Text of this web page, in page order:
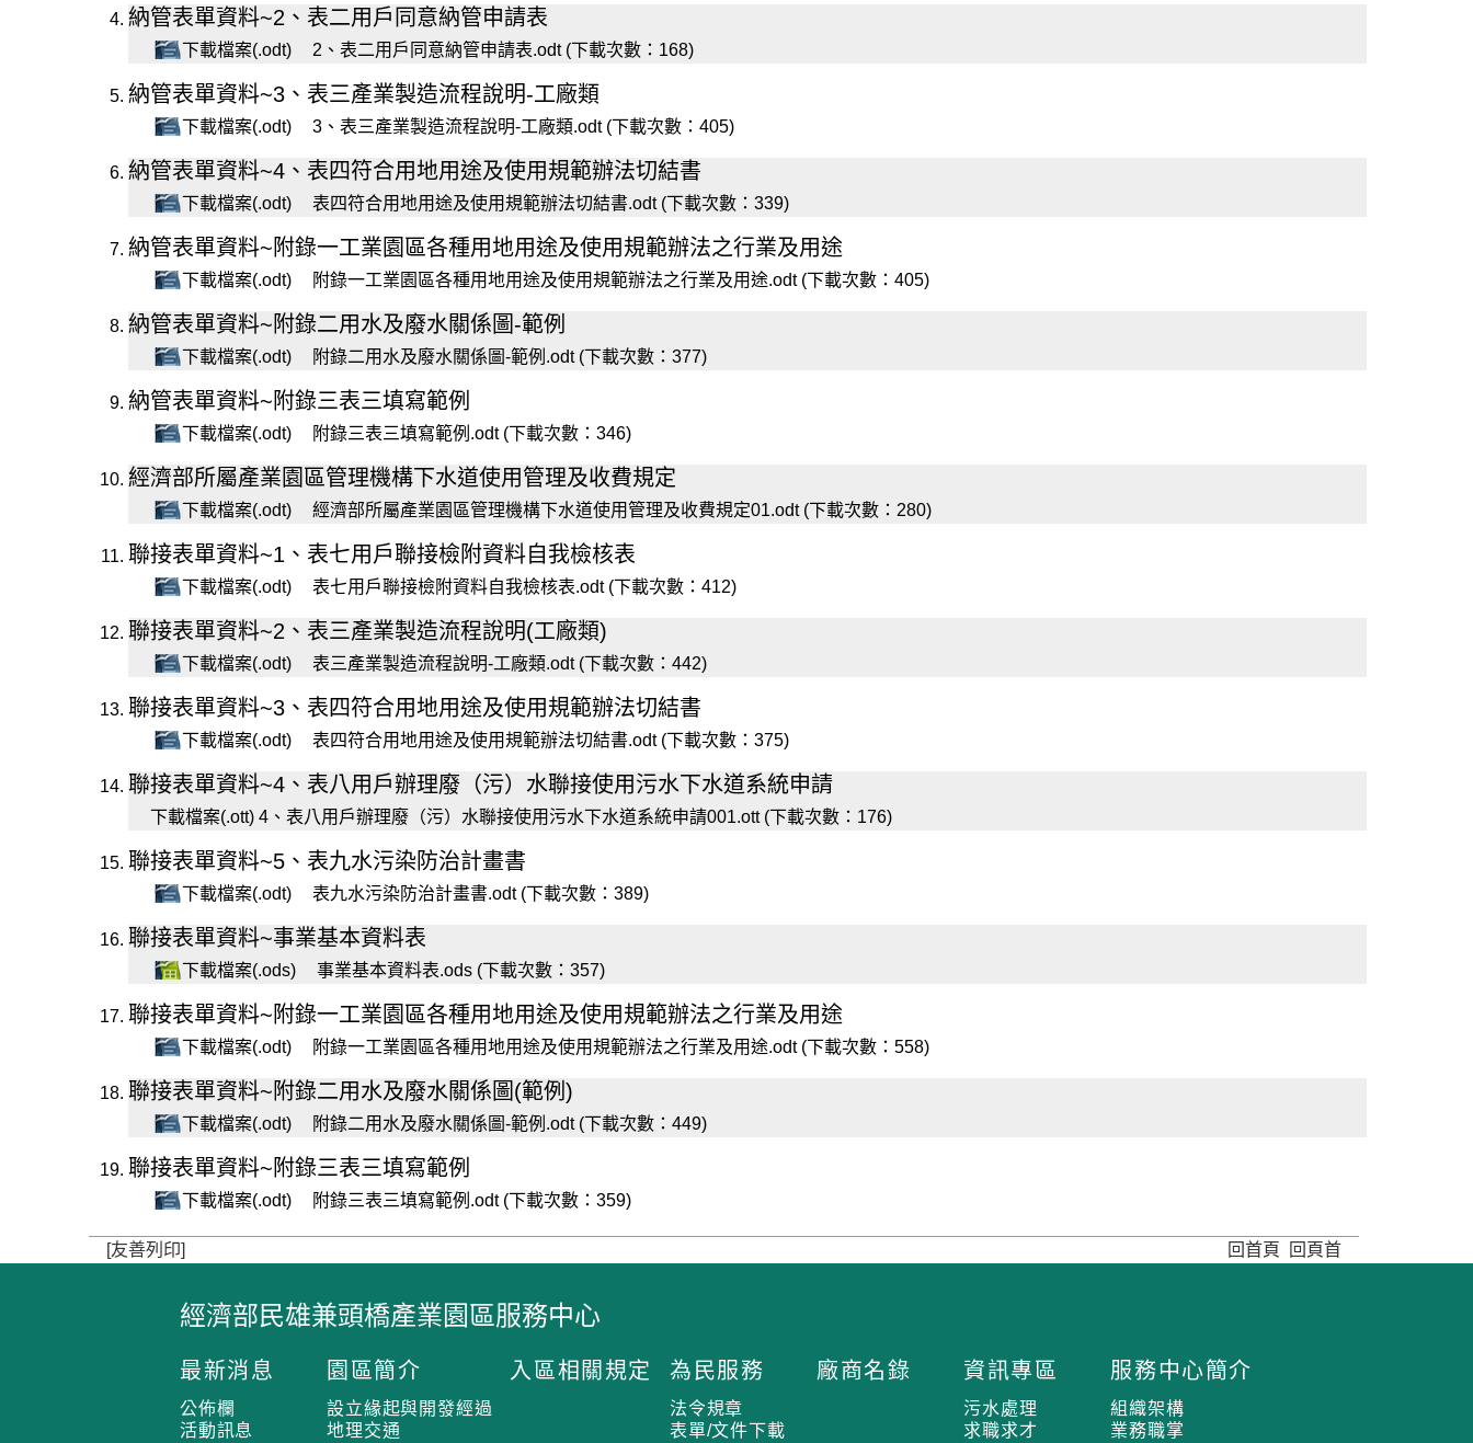
納管表單資料~2、表二用戶同意納管申請表
下載檔案(.odt) 2、表二用戶同意納管申請表.odt (下載次數：168)
納管表單資料~3、表三產業製造流程說明-工廠類
下載檔案(.odt) 3、表三產業製造流程說明-工廠類.odt (下載次數：405)
納管表單資料~4、表四符合用地用途及使用規範辦法切結書
下載檔案(.odt) 表四符合用地用途及使用規範辦法切結書.odt (下載次數：339)
納管表單資料~附錄一工業園區各種用地用途及使用規範辦法之行業及用途
下載檔案(.odt) 附錄一工業園區各種用地用途及使用規範辦法之行業及用途.odt (下載次數：405)
納管表單資料~附錄二用水及廢水關係圖-範例
下載檔案(.odt) 附錄二用水及廢水關係圖-範例.odt (下載次數：377)
納管表單資料~附錄三表三填寫範例
下載檔案(.odt) 附錄三表三填寫範例.odt (下載次數：346)
經濟部所屬產業園區管理機構下水道使用管理及收費規定
下載檔案(.odt) 經濟部所屬產業園區管理機構下水道使用管理及收費規定01.odt (下載次數：280)
聯接表單資料~1、表七用戶聯接檢附資料自我檢核表
下載檔案(.odt) 表七用戶聯接檢附資料自我檢核表.odt (下載次數：412)
聯接表單資料~2、表三產業製造流程說明(工廠類)
下載檔案(.odt) 表三產業製造流程說明-工廠類.odt (下載次數：442)
聯接表單資料~3、表四符合用地用途及使用規範辦法切結書
下載檔案(.odt) 表四符合用地用途及使用規範辦法切結書.odt (下載次數：375)
聯接表單資料~4、表八用戶辦理廢（污）水聯接使用污水下水道系統申請
下載檔案(.ott)4、表八用戶辦理廢（污）水聯接使用污水下水道系統申請001.ott (下載次數：176)
聯接表單資料~5、表九水污染防治計畫書
下載檔案(.odt) 表九水污染防治計畫書.odt (下載次數：389)
聯接表單資料~事業基本資料表
下載檔案(.ods) 事業基本資料表.ods (下載次數：357)
聯接表單資料~附錄一工業園區各種用地用途及使用規範辦法之行業及用途
下載檔案(.odt) 附錄一工業園區各種用地用途及使用規範辦法之行業及用途.odt (下載次數：558)
聯接表單資料~附錄二用水及廢水關係圖(範例)
下載檔案(.odt) 附錄二用水及廢水關係圖-範例.odt (下載次數：449)
聯接表單資料~附錄三表三填寫範例
下載檔案(.odt) 附錄三表三填寫範例.odt (下載次數：359)
[友善列印] 回首頁 回頁首
:
:
經濟部民雄兼頭橋產業園區服務中心
最新消息
公佈欄
活動訊息
園區簡介
設立緣起與開發經過
地理交通
入區相關規定 為民服務
法令規章
表單/文件下載
廠商名錄 資訊專區
污水處理
求職求才
服務中心簡介
組織架構
業務職掌